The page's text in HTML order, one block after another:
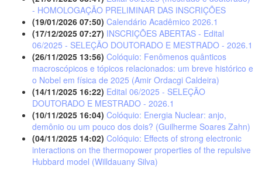
- HOMOLOGAÇÃO PRELIMINAR DAS INSCRIÇÕES
(19/01/2026 07:50) Calendário Acadêmico 2026.1
(17/12/2025 07:27) INSCRIÇÕES ABERTAS - Edital
06/2025 - SELEÇÃO DOUTORADO E MESTRADO - 2026.1
(26/11/2025 13:56) Colóquio: Fenômenos quânticos
macroscópicos e tópicos relacionados: um breve histórico e
o Nobel em física de 2025 (Amir Ordacgi Caldeira)
(14/11/2025 16:22) Edital 06/2025 - SELEÇÃO
DOUTORADO E MESTRADO - 2026.1
(10/11/2025 16:04) Colóquio: Energia Nuclear: anjo,
demônio ou um pouco dos dois? (Guilherme Soares Zahn)
(04/11/2025 14:02) Colóquio: Effects of strong electronic
interactions on the thermopower properties of the repulsive
Hubbard model (Willdauany Silva)